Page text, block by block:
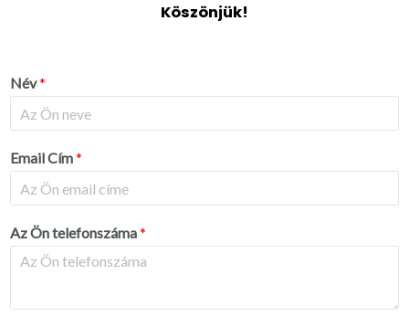
Köszönjük!
Név*
Email Cím*
Az Ön telefonszáma*